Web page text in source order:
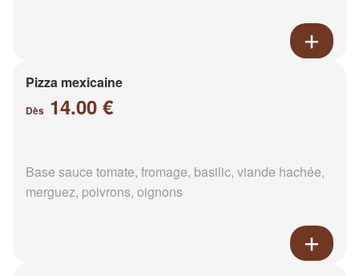
Pizza mexicaine
Dès 14.00 €
Base sauce tomate, fromage, basilic, viande hachée,
merguez, poivrons, oignons